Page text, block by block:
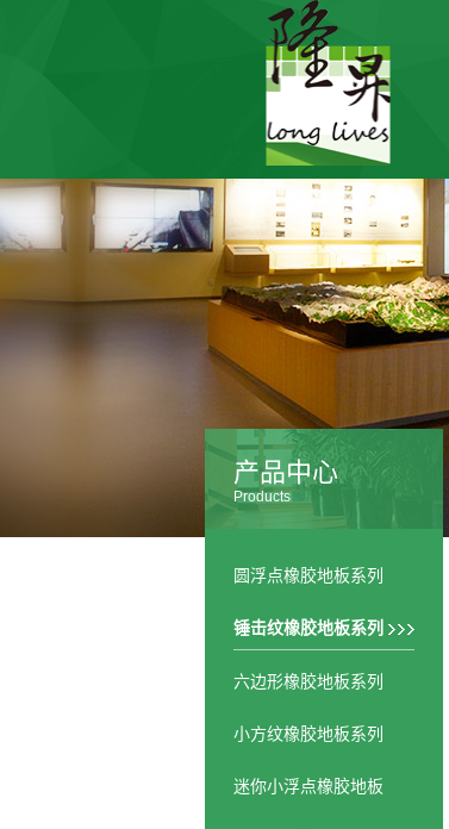
产品中心
Products
圆浮点橡胶地板系列
锤击纹橡胶地板系列
六边形橡胶地板系列
小方纹橡胶地板系列
迷你小浮点橡胶地板